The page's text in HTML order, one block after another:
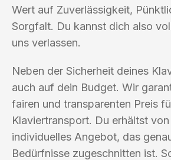
Wert auf Zuverlässigkeit,
Sorgfalt. Du kannst dich also
uns verlassen.
Neben der Sicherheit deines
auch auf dein Budget. Wir
fairen und transparenten Preis
Klaviertransport. Du erhältst von
individuelles Angebot, das
Bedürfnisse zugeschnitten ist.